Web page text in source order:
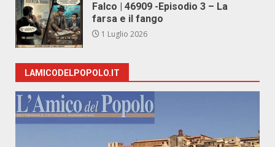
Falco | 46909 -Episodio 3 – La
farsa e il fango
1 Luglio 2026
LAMICODELPOPOLO.IT